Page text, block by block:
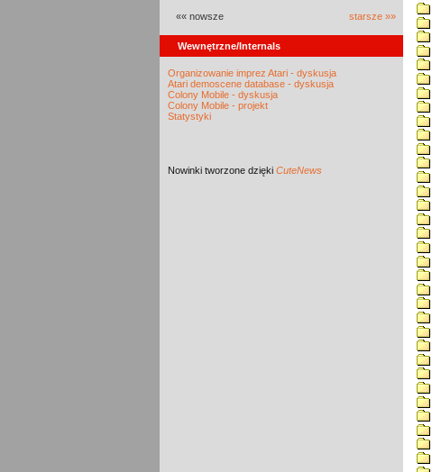
«« nowsze starsze »»
Wewnętrzne/Internals
Organizowanie imprez Atari - dyskusja
Atari demoscene database - dyskusja
Colony Mobile - dyskusja
Colony Mobile - projekt
Statystyki
Nowinki tworzone dzięki CuteNews